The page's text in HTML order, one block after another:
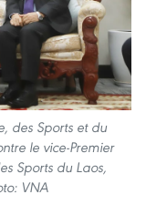
des Sports et du
le vice-Premier
Sports du Laos,
VNA